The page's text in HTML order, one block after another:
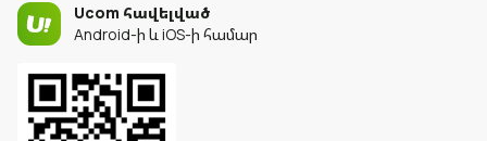
Ucom հավելված
Android-ի և iOS-ի համար